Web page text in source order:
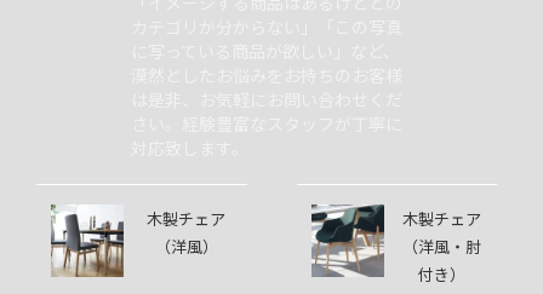
木製チェア
（洋風）
木製チェア
（洋風・肘
付き）